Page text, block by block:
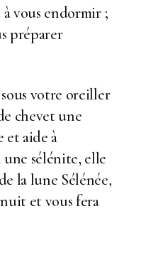
vous endormir ;
préparer
votre oreiller
chevet une
et aide à
une sélénite, elle
la lune Sélénée,
et vous fera